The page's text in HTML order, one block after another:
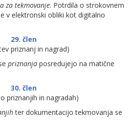
za tekmovanje. Potrdila o strokovnem
v elektronski obliki kot digitalno
29. člen
priznanj in nagrad)
priznanja posredujejo na matične
30. člen
priznanjih in nagradah)
ter dokumentacijo tekmovanja se